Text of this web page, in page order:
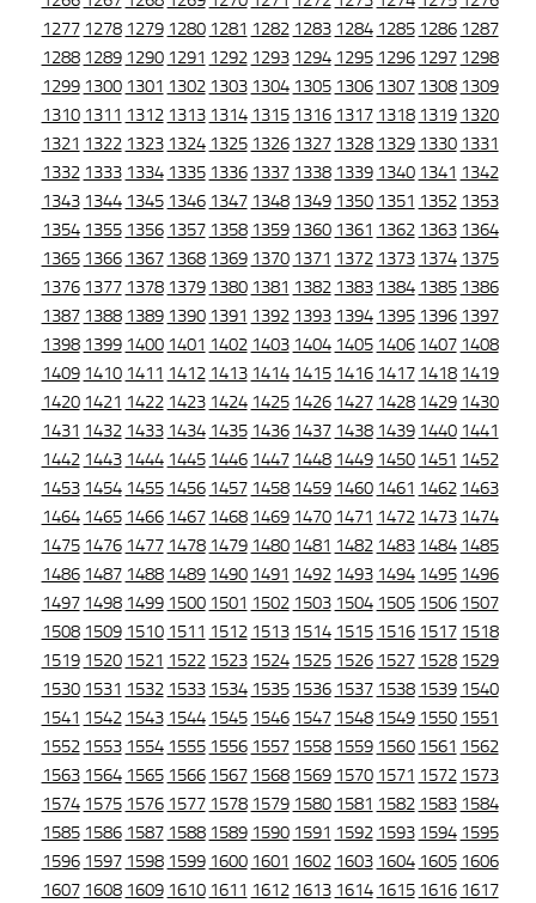
1277 1278 1279 1280 1281 1282 1283 1284 1285 1286 1287
1288 1289 1290 1291 1292 1293 1294 1295 1296 1297 1298
1299 1300 1301 1302 1303 1304 1305 1306 1307 1308 1309
1310 1311 1312 1313 1314 1315 1316 1317 1318 1319 1320
1321 1322 1323 1324 1325 1326 1327 1328 1329 1330 1331
1332 1333 1334 1335 1336 1337 1338 1339 1340 1341 1342
1343 1344 1345 1346 1347 1348 1349 1350 1351 1352 1353
1354 1355 1356 1357 1358 1359 1360 1361 1362 1363 1364
1365 1366 1367 1368 1369 1370 1371 1372 1373 1374 1375
1376 1377 1378 1379 1380 1381 1382 1383 1384 1385 1386
1387 1388 1389 1390 1391 1392 1393 1394 1395 1396 1397
1398 1399 1400 1401 1402 1403 1404 1405 1406 1407 1408
1409 1410 1411 1412 1413 1414 1415 1416 1417 1418 1419
1420 1421 1422 1423 1424 1425 1426 1427 1428 1429 1430
1431 1432 1433 1434 1435 1436 1437 1438 1439 1440 1441
1442 1443 1444 1445 1446 1447 1448 1449 1450 1451 1452
1453 1454 1455 1456 1457 1458 1459 1460 1461 1462 1463
1464 1465 1466 1467 1468 1469 1470 1471 1472 1473 1474
1475 1476 1477 1478 1479 1480 1481 1482 1483 1484 1485
1486 1487 1488 1489 1490 1491 1492 1493 1494 1495 1496
1497 1498 1499 1500 1501 1502 1503 1504 1505 1506 1507
1508 1509 1510 1511 1512 1513 1514 1515 1516 1517 1518
1519 1520 1521 1522 1523 1524 1525 1526 1527 1528 1529
1530 1531 1532 1533 1534 1535 1536 1537 1538 1539 1540
1541 1542 1543 1544 1545 1546 1547 1548 1549 1550 1551
1552 1553 1554 1555 1556 1557 1558 1559 1560 1561 1562
1563 1564 1565 1566 1567 1568 1569 1570 1571 1572 1573
1574 1575 1576 1577 1578 1579 1580 1581 1582 1583 1584
1585 1586 1587 1588 1589 1590 1591 1592 1593 1594 1595
1596 1597 1598 1599 1600 1601 1602 1603 1604 1605 1606
1607 1608 1609 1610 1611 1612 1613 1614 1615 1616 1617